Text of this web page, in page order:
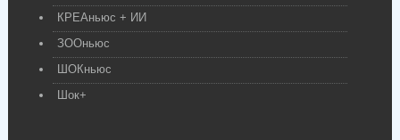
КРЕАньюс + ИИ
ЗООньюс
ШОКньюс
Шок+